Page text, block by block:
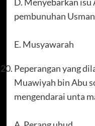
pembunuhan
E. Musyawarah
Peperangan yang
Muawiyah bin Abu
mengendarai unta